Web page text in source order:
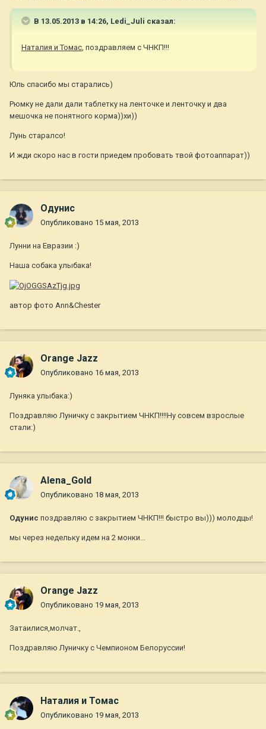
В 13.05.2013 в 14:26, Ledi_Juli сказал:
Наталия и Томас, поздравляем с ЧНКП!!!
Юль спасибо мы старались)
Рюмку не дали дали таблетку на ленточке и ленточку и два
мешочка не понятного корма))хи))
Лунь старалсо!
И жди скоро нас в гости приедем пробовать твой фотоаппарат))
Одунис
Опубликовано 15 мая, 2013
Лунни на Евразии :)
Наша собака улыбака!
автор фото Ann&Chester
Orange Jazz
Опубликовано 16 мая, 2013
Луняка улыбака:)
Поздравляю Луничку с закрытием ЧНКП!!!!Ну совсем взрослые
стали:)
Alena_Gold
Опубликовано 18 мая, 2013
Одунис поздравляю с закрытием ЧНКП!!! быстро вы))) молодцы!
мы через недельку идем на 2 монки...
Orange Jazz
Опубликовано 19 мая, 2013
Затаилися,молчат.,
Поздравляю Луничку с Чемпионом Белоруссии!
Наталия и Томас
Опубликовано 19 мая, 2013